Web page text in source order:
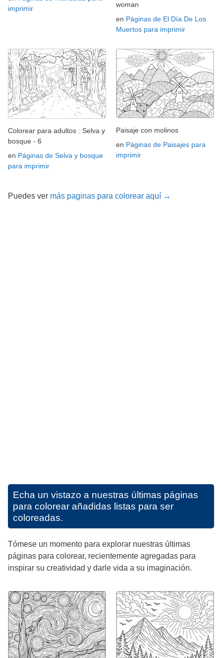
imprimir
woman
en Páginas de El Día De Los
Muertos para imprimir
Colorear para adultos : Selva y
bosque - 6
en Páginas de Selva y bosque
para imprimir
Paisaje con molinos
en Páginas de Paisajes para
imprimir
Puedes ver más paginas para colorear aquí →
Echa un vistazo a nuestras últimas páginas
para colorear añadidas listas para ser
coloreadas.
Tómese un momento para explorar nuestras últimas
páginas para colorear, recientemente agregadas para
inspirar su creatividad y darle vida a su imaginación.